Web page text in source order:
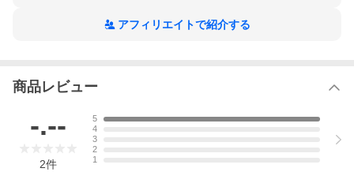
アフィリエイトで紹介する
商品レビュー
-.--
2件
5
4
3
2
1